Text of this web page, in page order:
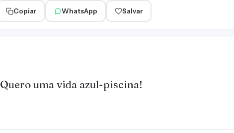
Copiar WhatsApp Salvar
Quero uma vida azul-piscina!